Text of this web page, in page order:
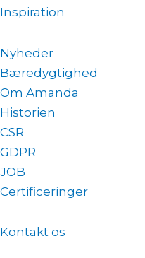
Inspiration
Nyheder
Bæredygtighed
Om Amanda
Historien
CSR
GDPR
JOB
Certificeringer
Kontakt os